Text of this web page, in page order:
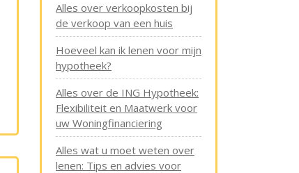
Alles over verkoopkosten bij
de verkoop van een huis
Hoeveel kan ik lenen voor mijn
hypotheek?
Alles over de ING Hypotheek:
Flexibiliteit en Maatwerk voor
uw Woningfinanciering
Alles wat u moet weten over
lenen: Tips en advies voor